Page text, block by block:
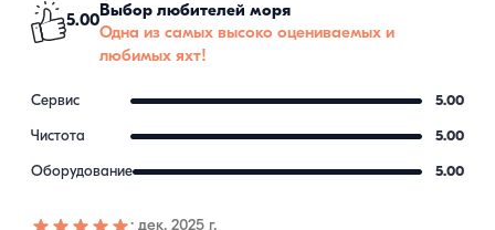
5.00
Выбор любителей моря
Одна из самых высоко оцениваемых и
любимых яхт!
Сервис 5.00
Чистота 5.00
Оборудование 5.00
· дек. 2025 г.